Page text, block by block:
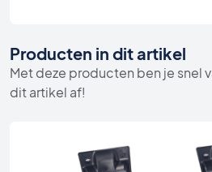
Producten in dit artikel
Met deze producten ben je snel
dit artikel af!